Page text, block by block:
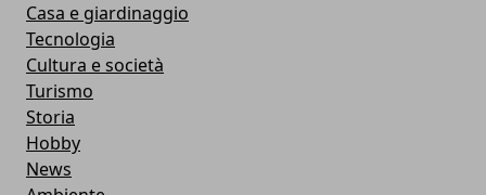
Casa e giardinaggio
Tecnologia
Cultura e società
Turismo
Storia
Hobby
News